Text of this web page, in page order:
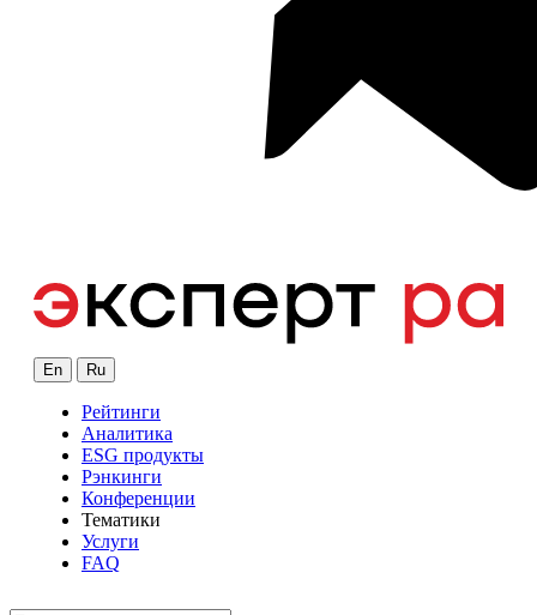
En Ru
Рейтинги
Аналитика
ESG продукты
Рэнкинги
Конференции
Тематики
Услуги
FAQ